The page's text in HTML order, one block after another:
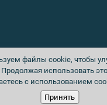
Все права защищены.
только с письменного
на www.zagorod.spb.ru
за содержание рекламных
и услуги имеют
любых материалов без
файлы cookie, чтобы
Продолжая использовать
с использованием
Принять